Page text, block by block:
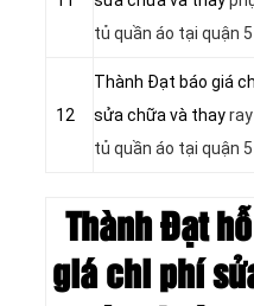
tủ quần áo tại quận 5
12
Thành Đạt báo giá
sửa chữa và thay
tủ quần áo tại quận 5
Thành Đạt
giá chi phí